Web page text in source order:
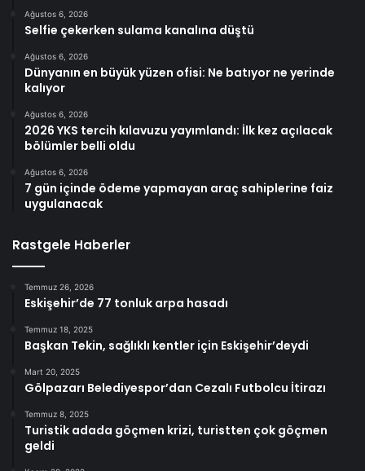
Ağustos 6, 2026
Selfie çekerken sulama kanalına düştü
Ağustos 6, 2026
Dünyanın en büyük yüzen ofisi: Ne batıyor ne yerinde
kalıyor
Ağustos 6, 2026
2026 YKS tercih kılavuzu yayımlandı: İlk kez açılacak
bölümler belli oldu
Ağustos 6, 2026
7 gün içinde ödeme yapmayan araç sahiplerine faiz
uygulanacak
Rastgele Haberler
Temmuz 26, 2026
Eskişehir’de 77 tonluk arpa hasadı
Temmuz 18, 2025
Başkan Tekin, sağlıklı kentler için Eskişehir’deydi
Mart 20, 2025
Gölpazarı Belediyespor’dan Cezalı Futbolcu İtirazı
Temmuz 8, 2025
Turistik adada göçmen krizi, turistten çok göçmen
geldi